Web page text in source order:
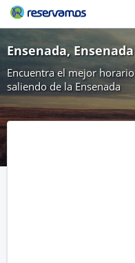
Ensenada, Ensenada
Encuentra el mejor
saliendo de la Ensenada